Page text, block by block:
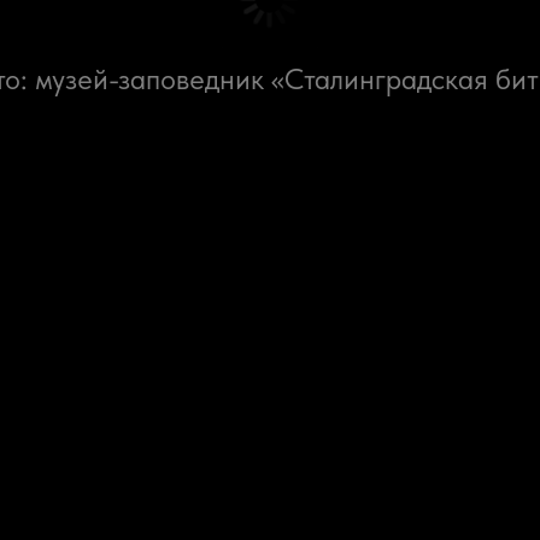
музей-заповедник «Сталинградская